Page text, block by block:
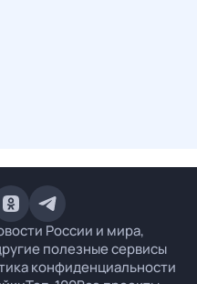
России и мира,
полезные сервисы
конфиденциальности